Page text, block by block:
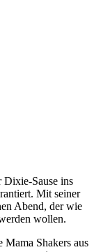
Dixie-Sause ins
Mit seiner
Abend, der wie
wollen.
Shakers aus